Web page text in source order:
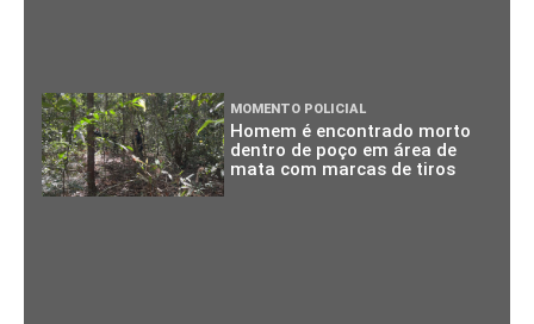
MOMENTO POLICIAL
Homem é encontrado morto
dentro de poço em área de
mata com marcas de tiros